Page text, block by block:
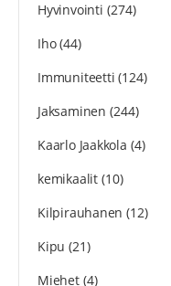
Hyvinvointi (274)
Iho(44)
Immuniteetti (124)
Jaksaminen (244)
Kaarlo Jaakkola (4)
kemikaalit(10)
Kilpirauhanen (12)
Kipu (21)
Miehet(4)